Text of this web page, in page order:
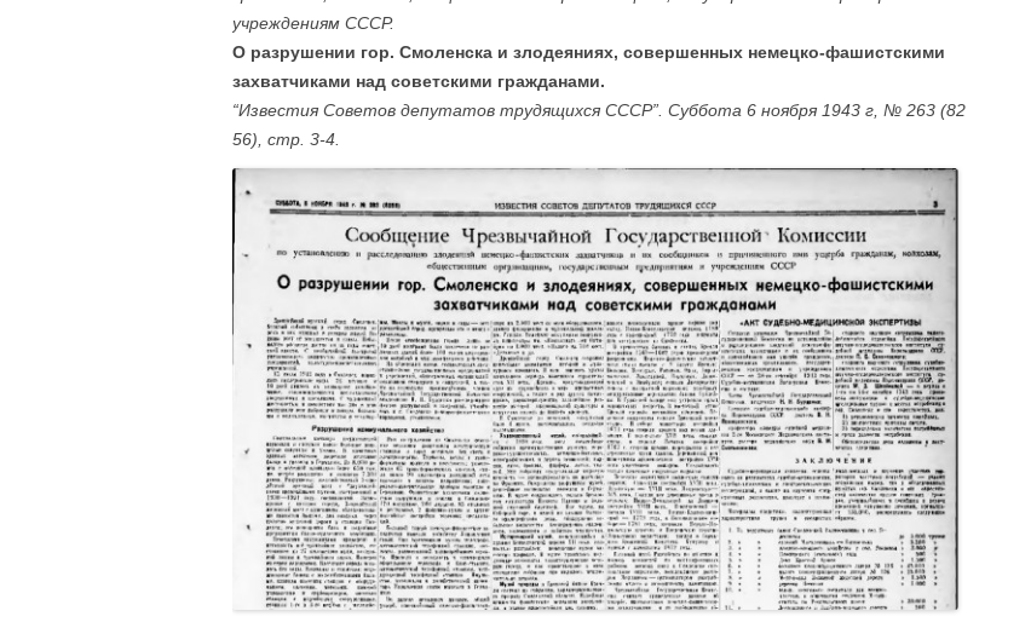
учреждениям СССР.
О разрушении гор. Смоленска и злодеяниях, совершенных немецко-фашистскими
захватчиками над советскими гражданами.
“Известия Советов депутатов трудящихся СССР”. Суббота 6 ноября 1943 г, № 263 (82
56), стр. 3-4.